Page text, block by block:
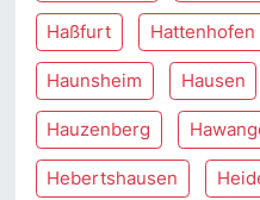
Haßfurt Hattenhofen
Haunsheim Hausen
Hauzenberg
Hebertshausen